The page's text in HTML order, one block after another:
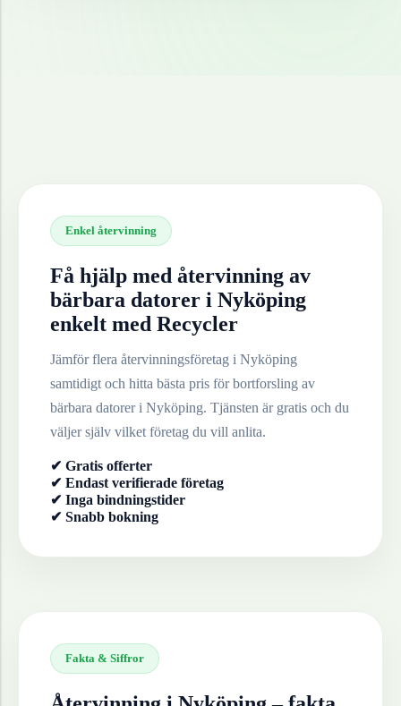
Enkel återvinning
Få hjälp med återvinning av
bärbara datorer i Nyköping
enkelt med Recycler
Jämför flera återvinningsföretag i Nyköping
samtidigt och hitta bästa pris för bortforsling av
bärbara datoreri Nyköping. Tjänsten är gratis och du
väljer själv vilket företag du vill anlita.
✔ Gratis offerter
✔ Endast verifierade företag
✔ Inga bindningstider
✔ Snabb bokning
Fakta & Siffror